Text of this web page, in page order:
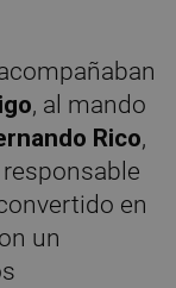
, al mando
Rico,
en
un